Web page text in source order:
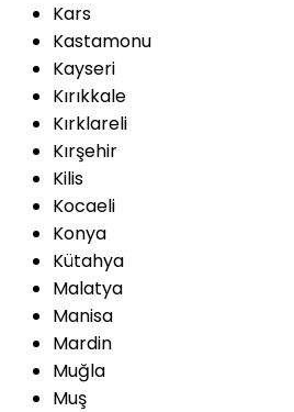
Kars
Kastamonu
Kayseri
Kırıkkale
Kırklareli
Kırşehir
Kilis
Kocaeli
Konya
Kütahya
Malatya
Manisa
Mardin
Muğla
Muş